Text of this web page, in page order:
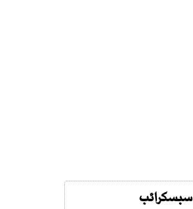
سبسکرائب